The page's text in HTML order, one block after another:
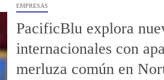
EMPRESAS
PacificBlu explora
internacionales con
merluza común en